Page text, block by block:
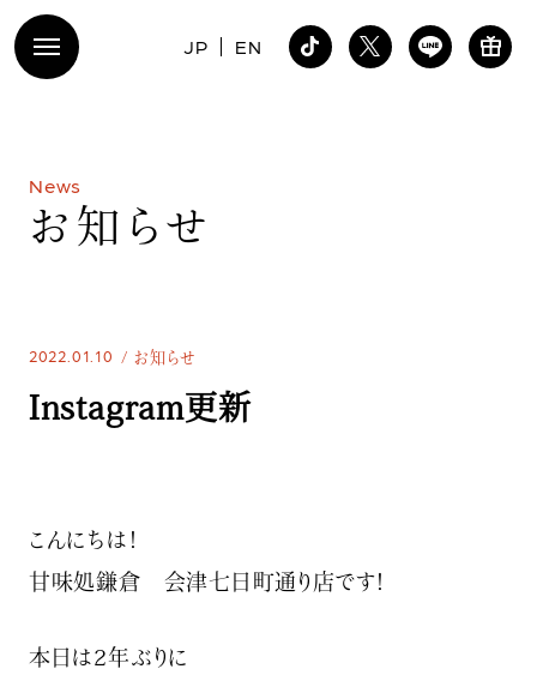
JP EN
News
お 知 ら せ
2022.01.10 お知らせ
Instagram更新
こんにちは！
甘味処鎌倉 会津七日町通り店です！
本日は2年ぶりに